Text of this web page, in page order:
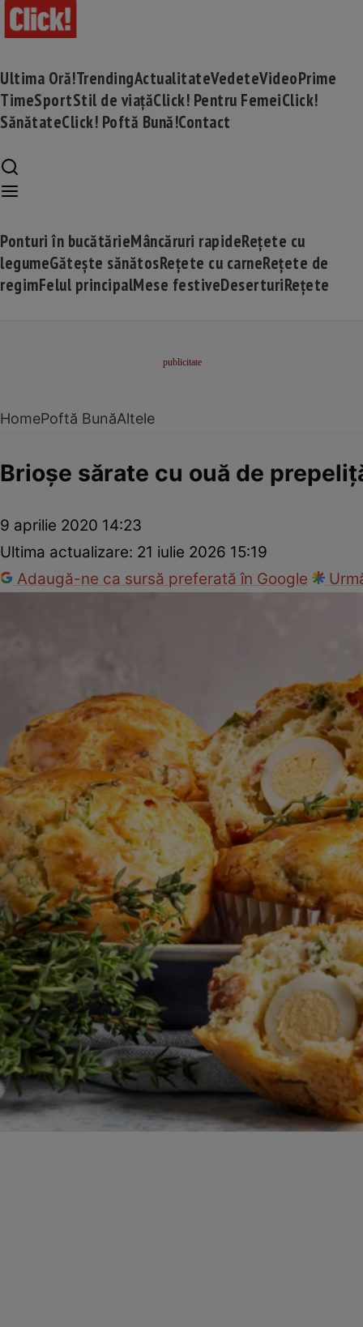
Ultima Oră!TrendingActualitateVedeteVideoPrime
TimeSportStil de viațăClick! Pentru FemeiClick!
SănătateClick! Poftă Bună!Contact
Ponturi în bucătărieMâncăruri rapideRețete cu
legumeGătește sănătosRețete cu carneRețete de
regimFelul principalMese festiveDeserturiRețete
HomePoftă BunăAltele
Brioşe sărate cu ouă de
9 aprilie 2020 14:23
Ultima actualizare: 21 iulie 2026 15:19
Adaugă-ne ca sursă preferată în Google